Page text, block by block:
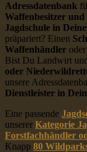
Adressdatenbank
Waffenbesitzer und
Jagdschule in
präpariert? Einen
Waffenhändler
Bist Du Landwirt
oder
unsere
Dienstleister in
Eine passende
unserer Kategorie
Forstfachhändler
Knapp 80